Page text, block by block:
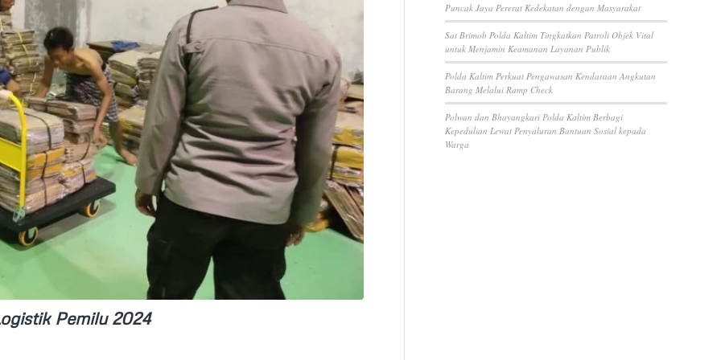
Pemilu 2024
Puncak Jaya Pererat Kedekatan dengan Masyarakat
Sat Brimob Polda Kaltim Tingkatkan Patroli Objek Vital
untuk Menjamin Keamanan Layanan Publik
Polda Kaltim Perkuat Pengawasan Kendaraan Angkutan
Barang Melalui Ramp Check
Polwan dan Bhayangkari Polda Kaltim Berbagi
Kepedulian Lewat Penyaluran Bantuan Sosial kepada
Warga